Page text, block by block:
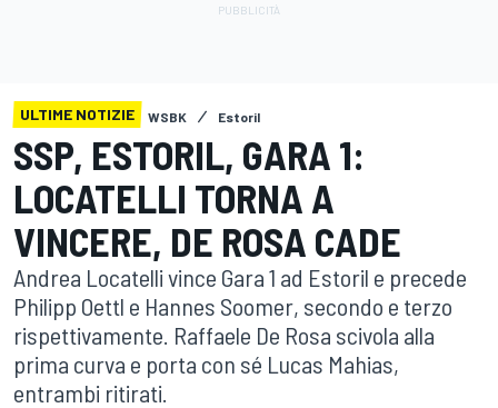
ULTIME NOTIZIE WSBK Estoril
SSP, ESTORIL, GARA 1:
LOCATELLI TORNA A
VINCERE, DE ROSA CADE
Andrea Locatelli vince Gara 1 ad Estoril e precede
Philipp Oettl e Hannes Soomer, secondo e terzo
rispettivamente. Raffaele De Rosa scivola alla
prima curva e porta con sé Lucas Mahias,
entrambi ritirati.